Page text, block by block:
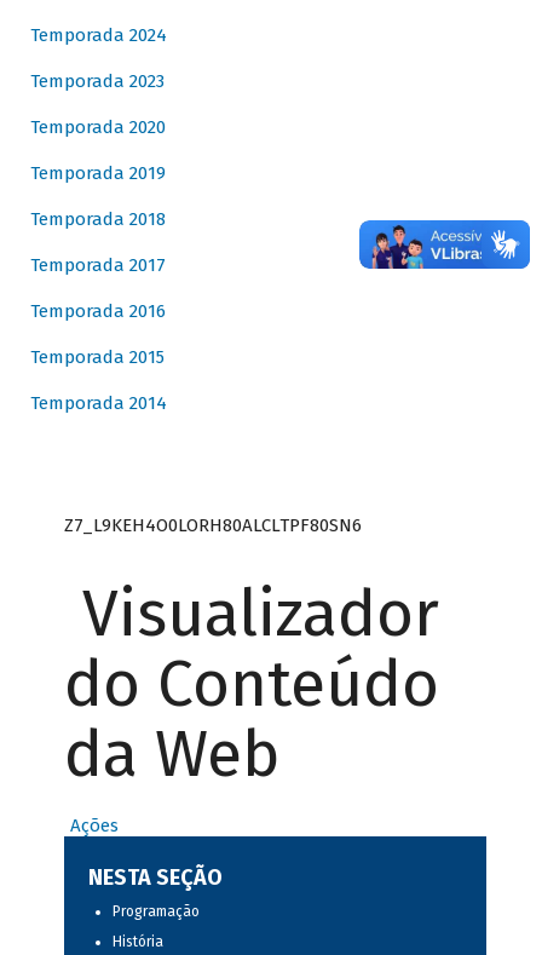
Temporada 2024
Temporada 2023
Temporada 2020
Temporada 2019
Temporada 2018
Temporada 2017
Temporada 2016
Temporada 2015
Temporada 2014
Z7_L9KEH4O0LORH80ALCLTPF80SN6
Visualizador
do Conteúdo
da Web
Ações
NESTA SEÇÃO
Programação
História